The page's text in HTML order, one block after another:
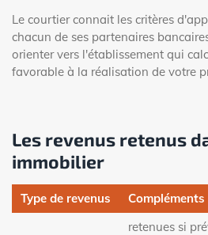
Le courtier connait les critères
chacun de ses partenaires
orienter vers l'établissement qui
favorable à la réalisation de votre
Les revenus retenus
immobilier
Type de revenus Compléments
retenues si